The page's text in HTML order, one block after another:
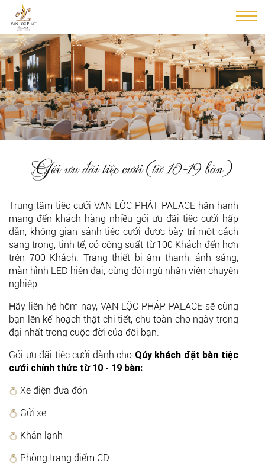
Gói ưu đãi tiệc cưới (từ 10-19 bàn)
Trung tâm tiệc cưới VẠN LỘC PHÁT PALACE hân hạnh
mang đến khách hàng nhiều gói ưu đãi tiệc cưới hấp
dẫn, không gian sảnh tiệc cưới được bày trí một cách
sang trọng, tinh tế, có công suất từ 100 Khách đến hơn
trên 700 Khách. Trang thiết bị âm thanh, ánh sáng,
màn hình LED hiện đại, cùng đội ngũ nhân viên chuyên
nghiệp.
Hãy liên hệ hôm nay, VẠN LỘC PHÁP PALACE sẽ cùng
bạn lên kế hoạch thật chi tiết, chu toàn cho ngày trọng
đại nhất trong cuộc đời của đôi bạn.
Gói ưu đãi tiệc cưới dành cho Qúy khách đặt bàn tiệc
cưới chính thức từ 10 - 19 bàn:
Xe điện đưa đón
Gửi xe
Khăn lạnh
Phòng trang điểm CD